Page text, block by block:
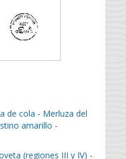
de cola - Merluza del
amarillo -
(regiones III y IV) -